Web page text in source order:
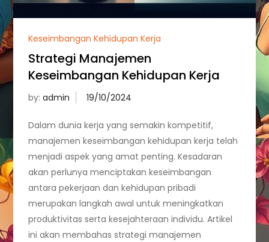
Keseimbangan Kehidupan Kerja
Strategi Manajemen
Keseimbangan Kehidupan Kerja
by:admin
Dalam dunia kerja yang semakin kompetitif,
manajemen keseimbangan kehidupan kerja telah
menjadi aspek yang amat penting. Kesadaran
akan perlunya menciptakan keseimbangan
antara pekerjaan dan kehidupan pribadi
merupakan langkah awal untuk meningkatkan
produktivitas serta kesejahteraan individu. Artikel
ini akan membahas strategi manajemen